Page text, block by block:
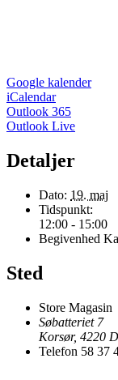
Google kalender
iCalendar
Outlook 365
Outlook Live
Detaljer
Dato: 19. maj
Tidspunkt:
12:00 - 15:00
Begivenhed
Sted
Store Magasin
Søbatteriet 7
Korsør, 4220
Telefon 58 37